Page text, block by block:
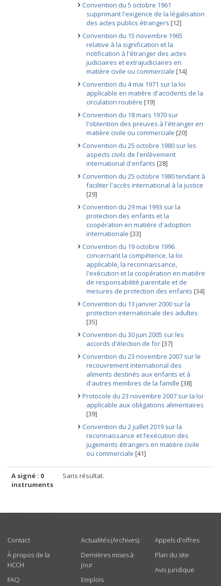
Convention du 5 octobre 1961
supprimant l'exigence de la légalisation
des actes publics étrangers [12]
Convention du 15 novembre 1965
relative à la signification et la
notification à l'étranger des actes
judiciaires et extrajudiciaires en
matière civile ou commerciale [14]
Convention du 4 mai 1971 sur la loi
applicable en matière d'accidents de la
circulation routière [19]
Convention du 18 mars 1970 sur
l'obtention des preuves à l'étranger en
matière civile ou commerciale [20]
Convention du 25 octobre 1980 sur les
aspects civils de l'enlèvement
international d'enfants [28]
Convention du 25 octobre 1980 tendant à
faciliter l'accès international à la justice
[29]
Convention du 29 mai 1993 sur la
protection des enfants et la
coopération en matière d'adoption
internationale [33]
Convention du 19 octobre 1996
concernant la compétence, la loi
applicable, la reconnaissance,
l'exécution et la coopération en matière
de responsabilité parentale et de
mesures de protection des enfants [34]
Convention du 13 janvier 2000 sur la
protection internationale des adultes
[35]
Convention du 30 juin 2005 sur les
accords d'élection de for[37]
Convention du 23 novembre 2007 sur le
recouvrement international des
aliments destinés aux enfants et à
d'autres membres de la famille [38]
Protocole du 23 novembre 2007 sur la loi
applicable aux obligations alimentaires
[39]
Convention du 2 juillet 2019 sur la
reconnaissance et l’exécution des
jugements étrangers en matière civile
ou commerciale [41]
A signé : 0
instruments
Sans résultat.
Contact
À propos de la
HCCH
FAQ
Actualités (Archives)
Dernières mises à
jour
Emplois
Appels d'offres
Plan du site
Avis juridique